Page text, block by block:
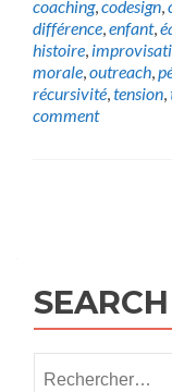
coaching,codesign,
différence,enfant,
histoire,
morale,outreach,
récursivité,tension,
comment
SEARCH